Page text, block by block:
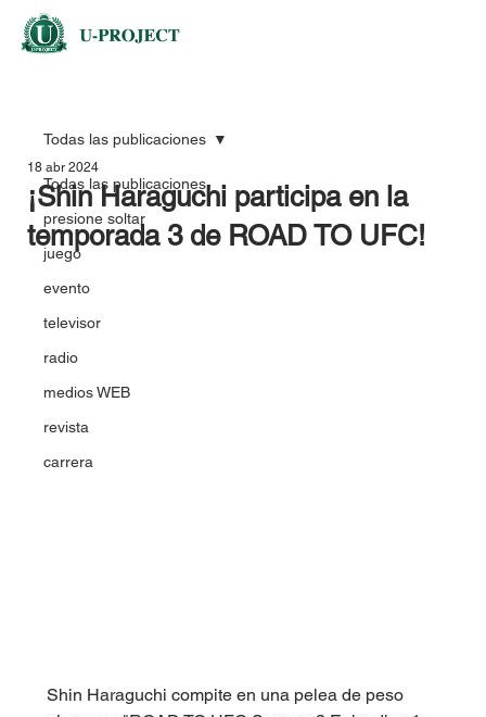
Todas las publicaciones
presione soltar
juego
evento
televisor
radio
medios WEB
revista
carrera
Todas las publicaciones
¡Shin Haraguchi participa en la
temporada 3 de ROAD TO UFC!
18 abr 2024
Shin Haraguchi compite en una pelea de peso